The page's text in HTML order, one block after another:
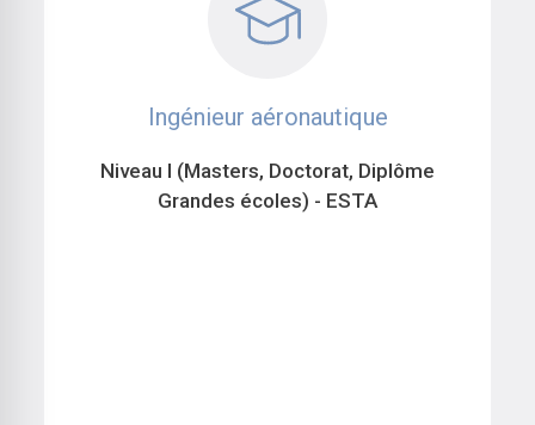
Ingénieur aéronautique
Niveau I (Masters, Doctorat, Diplôme
Grandes écoles) - ESTA